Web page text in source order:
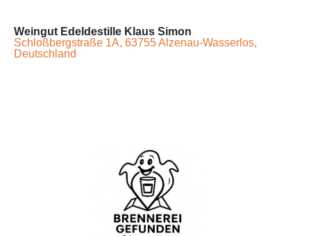
Weingut Edeldestille Klaus Simon
Schloßbergstraße 1A, 63755 Alzenau-Wasserlos,
Deutschland